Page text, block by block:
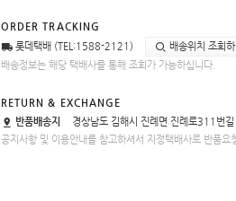
ORDER TRACKING
롯데택배 (TEL:1588-2121)
배송위치 조회하
배송정보는 해당 택배사를 통해 조회가 가능하십니다.
RETURN & EXCHANGE
반품배송지
경상남도 김해시 진례면 진례로311번
공지사항 및 이용안내를 참고하셔서 지정택배사로 반품요